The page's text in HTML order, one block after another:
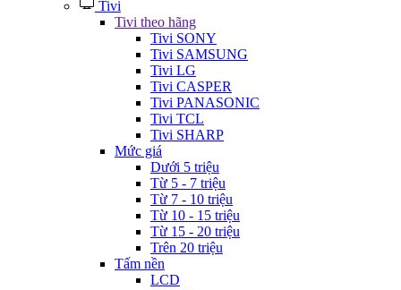
Tivi
Tivi theo hãng
Tivi SONY
Tivi SAMSUNG
Tivi LG
Tivi CASPER
Tivi PANASONIC
Tivi TCL
Tivi SHARP
Mức giá
Dưới 5 triệu
Từ 5 - 7 triệu
Từ 7 - 10 triệu
Từ 10 - 15 triệu
Từ 15 - 20 triệu
Trên 20 triệu
Tấm nền
LCD